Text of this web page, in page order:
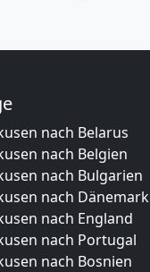
nach Belarus
nach Belgien
nach Bulgarien
nach Dänemark
nach England
nach Portugal
nach Bosnien